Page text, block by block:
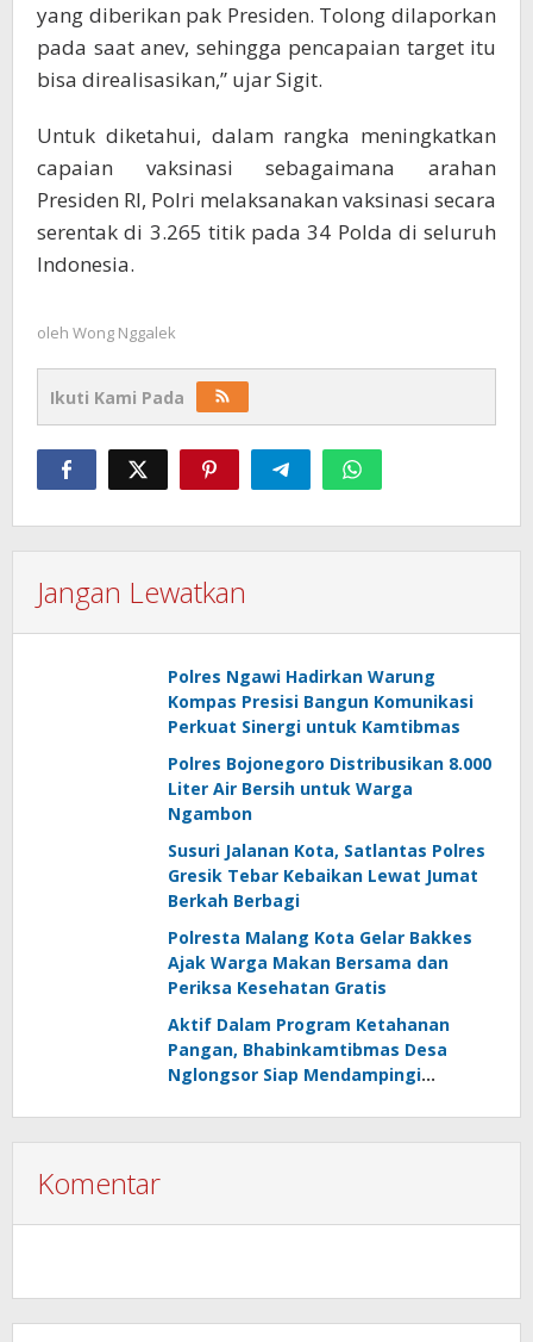
yang diberikan pak Presiden. Tolong dilaporkan
pada saat anev, sehingga pencapaian target itu
bisa direalisasikan,” ujar Sigit.
Untuk diketahui, dalam rangka meningkatkan
capaian vaksinasi sebagaimana arahan
Presiden RI, Polri melaksanakan vaksinasi secara
serentak di 3.265 titik pada 34 Polda di seluruh
Indonesia.
oleh Wong Nggalek
Ikuti Kami Pada
Jangan Lewatkan
Polres Ngawi Hadirkan Warung
Kompas Presisi Bangun Komunikasi
Perkuat Sinergi untuk Kamtibmas
Polres Bojonegoro Distribusikan 8.000
Liter Air Bersih untuk Warga
Ngambon
Susuri Jalanan Kota, Satlantas Polres
Gresik Tebar Kebaikan Lewat Jumat
Berkah Berbagi
Polresta Malang Kota Gelar Bakkes
Ajak Warga Makan Bersama dan
Periksa Kesehatan Gratis
Aktif Dalam Program Ketahanan
Pangan, Bhabinkamtibmas Desa
Nglongsor Siap Mendampingi
Komentar